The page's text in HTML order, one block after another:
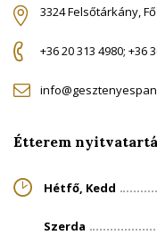
3324 Felsőtárkány,
+36 20 313 4980; +36
Étterem
Hétfő, Kedd
Szerda